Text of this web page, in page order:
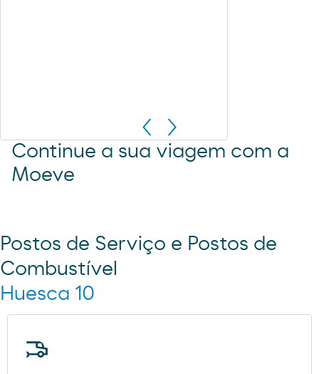
Continue a sua viagem com a
Moeve
Postos de Serviço e Postos de
Combustível
Huesca 10